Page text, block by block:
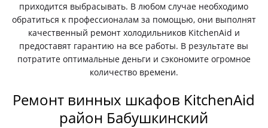
приходится выбрасывать. В любом случае необходимо
обратиться к профессионалам за помощью, они выполнят
качественный ремонт холодильников KitchenAid и
предоставят гарантию на все работы. В результате вы
потратите оптимальные деньги и сэкономите огромное
количество времени.
Ремонт винных шкафов KitchenAid
район Бабушкинский